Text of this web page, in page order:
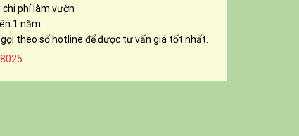
phí làm vườn
1 năm
gọi theo số hotline để được tư vấn giá tốt nhất.